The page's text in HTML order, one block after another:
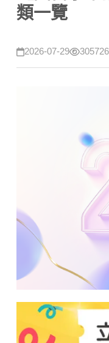
類一覽
2026-07-29 305726